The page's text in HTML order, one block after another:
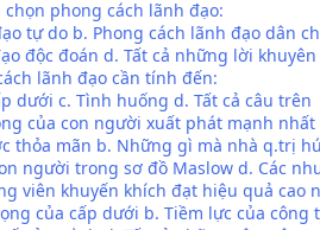
phong cách lãnh đạo:
tự do b. Phong cách lãnh đạo dân
độc đoán d. Tất cả những lời
lãnh đạo cần tính đến:
dưới c. Tình huống d. Tất cả câu trên
của con người xuất phát mạnh nhất
thỏa mãn b. Những gì mà nhà q.trị
người trong sơ đồ Maslow d. Các
viên khuyến khích đạt hiệu quả cao
của cấp dưới b. Tiềm lực của công